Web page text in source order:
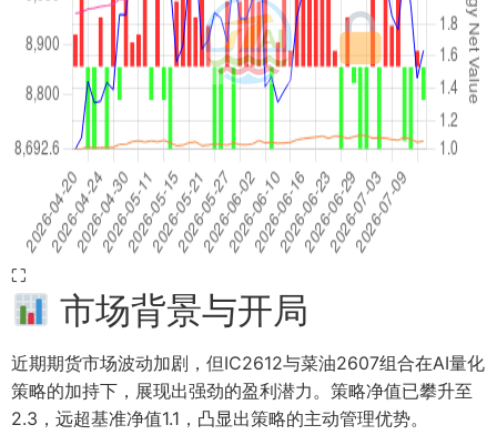
⛶
市场背景与开局
近期期货市场波动加剧，但IC2612与菜油2607组合在AI量化
策略的加持下，展现出强劲的盈利潜力。策略净值已攀升至
2.3，远超基准净值1.1，凸显出策略的主动管理优势。